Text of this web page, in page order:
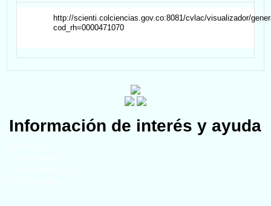
http://scienti.colciencias.gov.co:8081/cvlac/visualizador/
cod_rh=0000471070
Información de interés y ayuda